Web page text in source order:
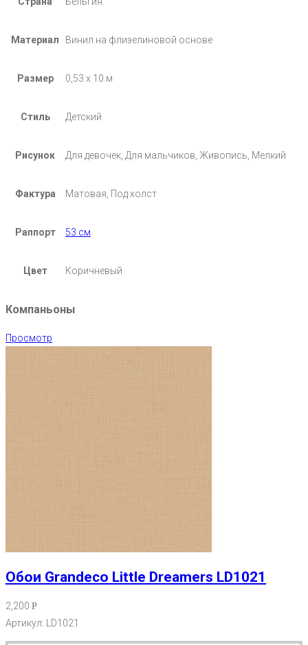
Материал Винил на флизелиновой основе
Размер 0,53 х 10 м
Стиль Детский
Рисунок Для девочек, Для мальчиков, Живопись, Мелкий
Фактура Матовая, Под холст
Раппорт 53 см
Цвет Коричневый
Компаньоны
Просмотр
Обои Grandeco Little Dreamers LD1021
2,200 Р
Артикул: LD1021